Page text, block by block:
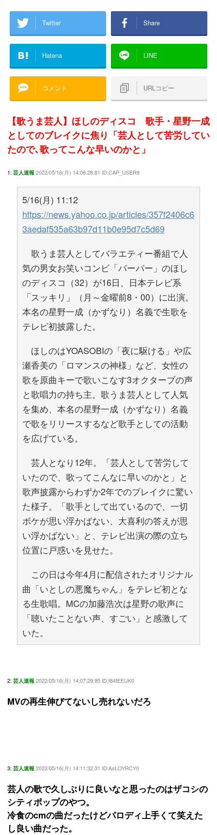
Twitter Share
Hatena LINE
コメント URLコピー
【歌うま芸人】ほしのディスコ 歌手・星野一成
としてのブレイクに焦り「芸人として苦労してい
たので､歌ってこんな早いのかと」
1: 芸人速報 2022/05/16(月) 14:06:28.81 ID:CAP_USER9
5/16(月) 11:12
https://news.yahoo.co.jp/articles/357f2406c6
3aedaf535a63b97d11b0e95d7c5d69
歌うま芸人としてバラエティー番組で人
気の男女お笑いコンビ「パーパー」のほし
のディスコ（32）が16日、日本テレビ系
「スッキリ」（月～金曜前8・00）に出演。
本名の星野一成（かずなり）名義で生歌を
テレビ初披露した。
ほしのはYOASOBIの「夜に駆ける」や広
瀬香美の「ロマンスの神様」など、女性の
歌を原曲キーで歌いこなす3オクターブの声
と歌唱力の持ち主。歌うま芸人として人気
を集め、本名の星野一成（かずなり）名義
で歌をリリースするなど歌手としての活動
を広げている。
芸人となり12年。「芸人として苦労して
いたので、歌ってこんなに早いのかと」と
歌声披露からわずか2年でのブレイクに驚い
た様子。「歌手として出ているので、一切
ボケが思い浮かばない、大喜利の答えが思
い浮かばない」と、テレビ出演の際の立ち
位置に戸惑いを見せた。
この日は今年4月に配信されたオリジナル
曲「いとしの悪魔ちゃん」をテレビ初とな
る生歌唱。MCの加藤浩次は星野の歌声に
「聴いたことない声、すごい」と感激して
いた。
2: 芸人速報 2022/05/16(月) 14:07:29.95 ID:f84tEEUK0
MVの再生伸びてないし売れないだろ
3: 芸人速報 2022/05/16(月) 14:11:32.31 ID:AsLOYRCY0
芸人の歌で久しぶりに良いなと思ったのはザコシの
シティポップのやつ。
冷食のcmの曲だったけどパロディ上手くて笑えた
し良い曲だった。